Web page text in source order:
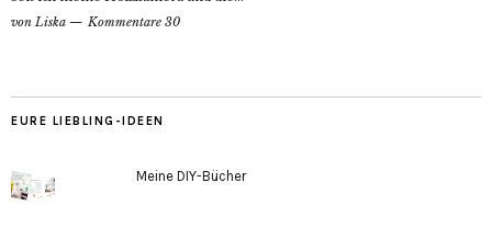
von Liska Kommentare 30
EURE LIEBLING-IDEEN
Meine DIY-Bücher